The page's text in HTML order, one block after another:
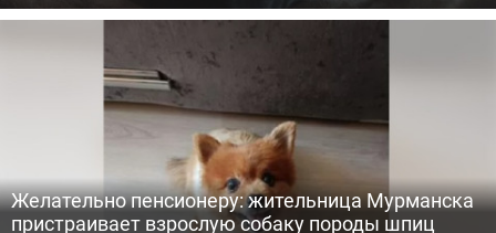
Желательно пенсионеру: жительница Мурманска
пристраивает взрослую собаку породы шпиц